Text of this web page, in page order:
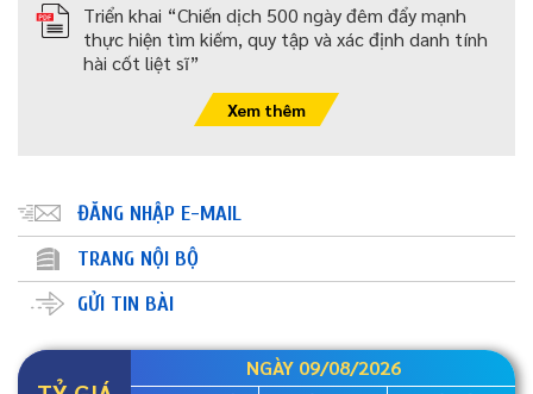
Triển khai “Chiến dịch 500 ngày đêm đẩy mạnh
thực hiện tìm kiếm, quy tập và xác định danh tính
hài cốt liệt sĩ”
Xem thêm
ĐĂNG NHẬP E-MAIL
TRANG NỘI BỘ
GỬI TIN BÀI
NGÀY 09/08/2026